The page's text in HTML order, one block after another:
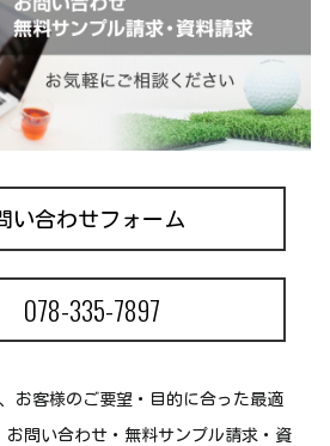
い合わせフォーム
078-335-7897
お客様のご要望・目的に合った最適
お問い合わせ・無料サンプル請求・資